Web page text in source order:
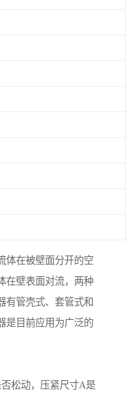
体在被壁面分开的空
在壁表面对流，两种
有管壳式、套管式和
是目前应用为广泛的
松动，压紧尺寸A是